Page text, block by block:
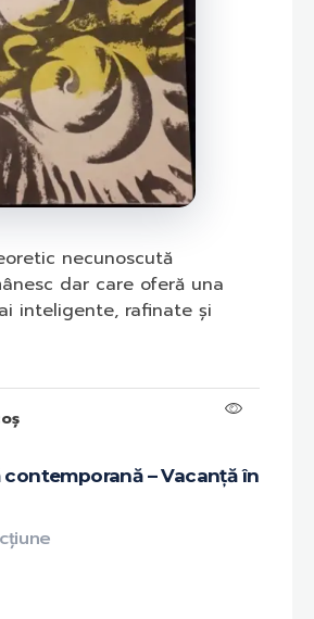
contemporană – Vacanță în
necunoscută
dar care oferă una
inteligente, rafinate și